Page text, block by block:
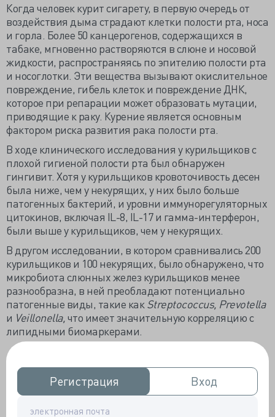
Регистрация
Регистрация Вход
Вход
Когда человек курит сигарету, в первую очередь от
воздействия дыма страдают клетки полости рта, носа
и горла. Более 50 канцерогенов, содержащихся в
табаке, мгновенно растворяются в слюне и носовой
жидкости, распространяясь по эпителию полости рта
и носоглотки. Эти вещества вызывают окислительное
повреждение, гибель клеток и повреждение ДНК,
которое при репарации может образовать мутации,
приводящие к раку. Курение является основным
фактором риска развития рака полости рта.
В ходе клинического исследования у курильщиков с
плохой гигиеной полости рта был обнаружен
гингивит. Хотя у курильщиков кровоточивость десен
была ниже, чем у некурящих, у них было больше
патогенных бактерий, и уровни иммунорегуляторных
цитокинов, включая IL-8, IL-17 и гамма-интерферон,
были выше у курильщиков, чем у некурящих.
В другом исследовании, в котором сравнивались 200
курильщиков и 100 некурящих, было обнаружено, что
микробиота слюнных желез курильщиков менее
разнообразна, в ней преобладают потенциально
патогенные виды, такие какStreptococcus, Prevotella
и Veillonella,что имеет значительную корреляцию с
липидными биомаркерами.
Воздействие на пищеварительную систему
Хроническое воздействие табака приводит к целому